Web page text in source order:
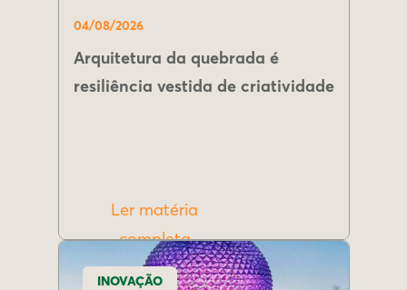
04/08/2026
Arquitetura da quebrada é
resiliência vestida de criatividade
Ler matéria
completa
INOVAÇÃO